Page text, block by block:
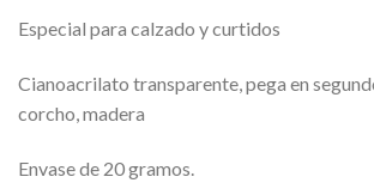
Especial para calzado y curtidos
Cianoacrilato transparente, pega en
corcho, madera
Envase de 20 gramos.